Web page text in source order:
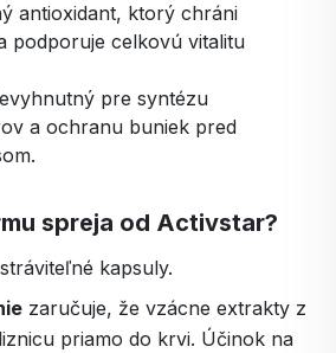
antioxidant, ktorý chráni
podporuje celkovú vitalitu
pre syntézu
a ochranu buniek pred
spreja od Activstar?
kapsuly.
zaručuje, že vzácne extrakty z
priamo do krvi. Účinok na